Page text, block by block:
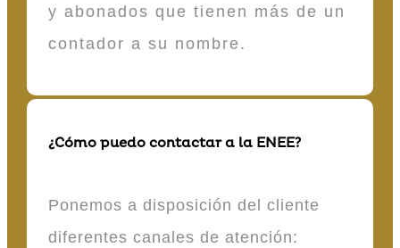
y abonados que tienen más de un
contador a su nombre.
¿Cómo puedo contactar a la ENEE?
Ponemos a disposición del cliente
diferentes canales de atención: